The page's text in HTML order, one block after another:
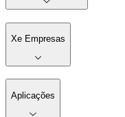
Xe Empresas
Aplicações